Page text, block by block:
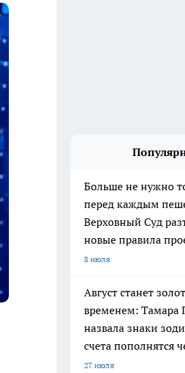
Больше не нужно
перед каждым
Верховный Суд
новые правила
8 июля
Август станет
временем: Тамара
назвала знаки
счета пополнятся
27 июля